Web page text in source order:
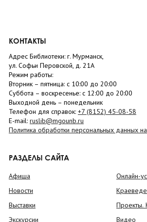
КОНТАКТЫ
Адрес Библиотеки: г. Мурманск,
ул. Софьи Перовской, д. 21А
Режим работы:
Вторник – пятница: с 10:00 до 20:00
Суббота – воскресенье: c 12:00 до 20:00
Выходной день – понедельник
Телефон для справок: +7 (8152) 45-08-58
E-mail: ruslib@mgounb.ru
Политика обработки персональных данных
РАЗДЕЛЫ САЙТА
Афиша
Новости
Выставки
Экскурсии
Онлайн-
Проекты.
Видео